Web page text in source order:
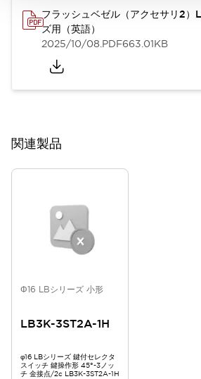
フラッシュベゼル（アクセサリ2
ズ用（英語）
2025/10/08.PDF663.01KB
関連製品
Φ16 LBシリーズ 小形
LB3K-3ST2A-1H
φ16 LBシリーズ 鍵付セレクタ
スイッチ 鍵操作形 45°-3ノッ
チ 金接点/2c LB3K-3ST2A-1H